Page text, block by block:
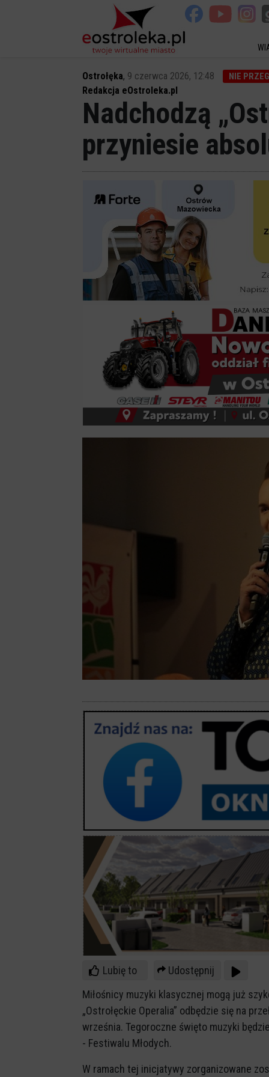
Ostrołęka, 9 czerwca 2026, 12:48 NIE
Redakcja eOstroleka.pl
Nadchodzą
przyniesie
Lubię to
Udostępnij
Miłośnicy muzyki klasycznej mogą już
„Ostrołęckie Operalia” odbędzie się na
września. Tegoroczne święto muzyki
- Festiwalu Młodych.
W ramach tej inicjatywy zorganizowane